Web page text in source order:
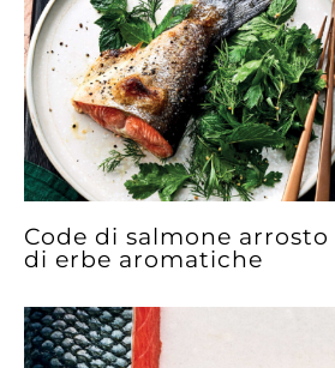
Code di salmone
di erbe aromatiche